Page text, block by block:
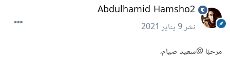
Abdulhamid Hamsho2
نشر9 يناير 2021
مرحبًا@سعيد صيام،